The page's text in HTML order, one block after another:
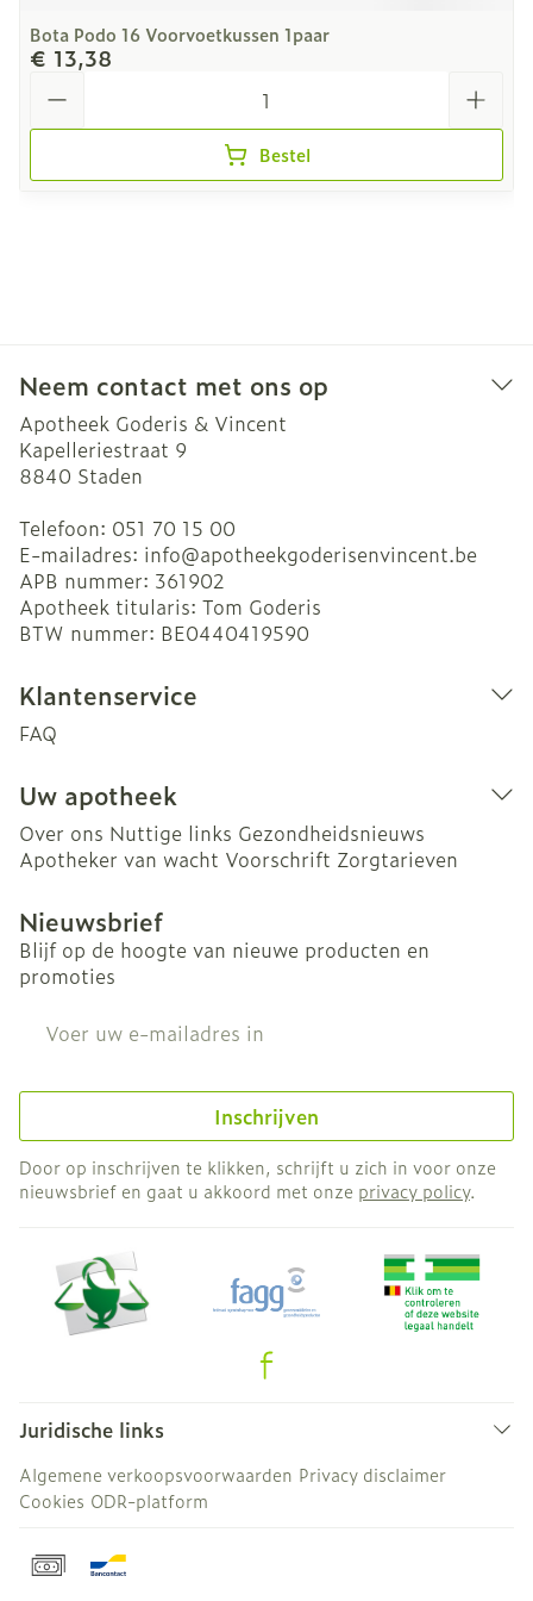
Bota Podo 16 Voorvoetkussen 1paar
€ 13,38
Bestel
Neem contact met ons op
Apotheek Goderis & Vincent
Kapelleriestraat 9
8840 Staden
Telefoon: 051 70 15 00
E-mailadres: info@apotheekgoderisenvincent.be
APB nummer: 361902
Apotheek titularis: Tom Goderis
BTW nummer: BE0440419590
Klantenservice
FAQ
Uw apotheek
Over ons Nuttige links Gezondheidsnieuws
Apotheker van wacht Voorschrift Zorgtarieven
Nieuwsbrief
Blijf op de hoogte van nieuwe producten en
promoties
Inschrijven
Door op inschrijven te klikken, schrijft u zich in voor onze
nieuwsbrief en gaat u akkoord met onze privacy policy.
Juridische links
Algemene verkoopsvoorwaarden Privacy disclaimer
Cookies ODR-platform